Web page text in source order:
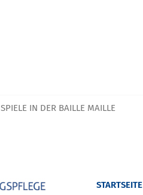
SPIELE IN DER BAILLE MAILLE
STARTSEITE